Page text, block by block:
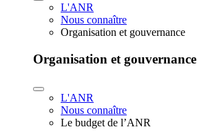
L'ANR
Nous connaître
Organisation et gouvernance
Organisation et gouvernance
L'ANR
Nous connaître
Le budget de l’ANR